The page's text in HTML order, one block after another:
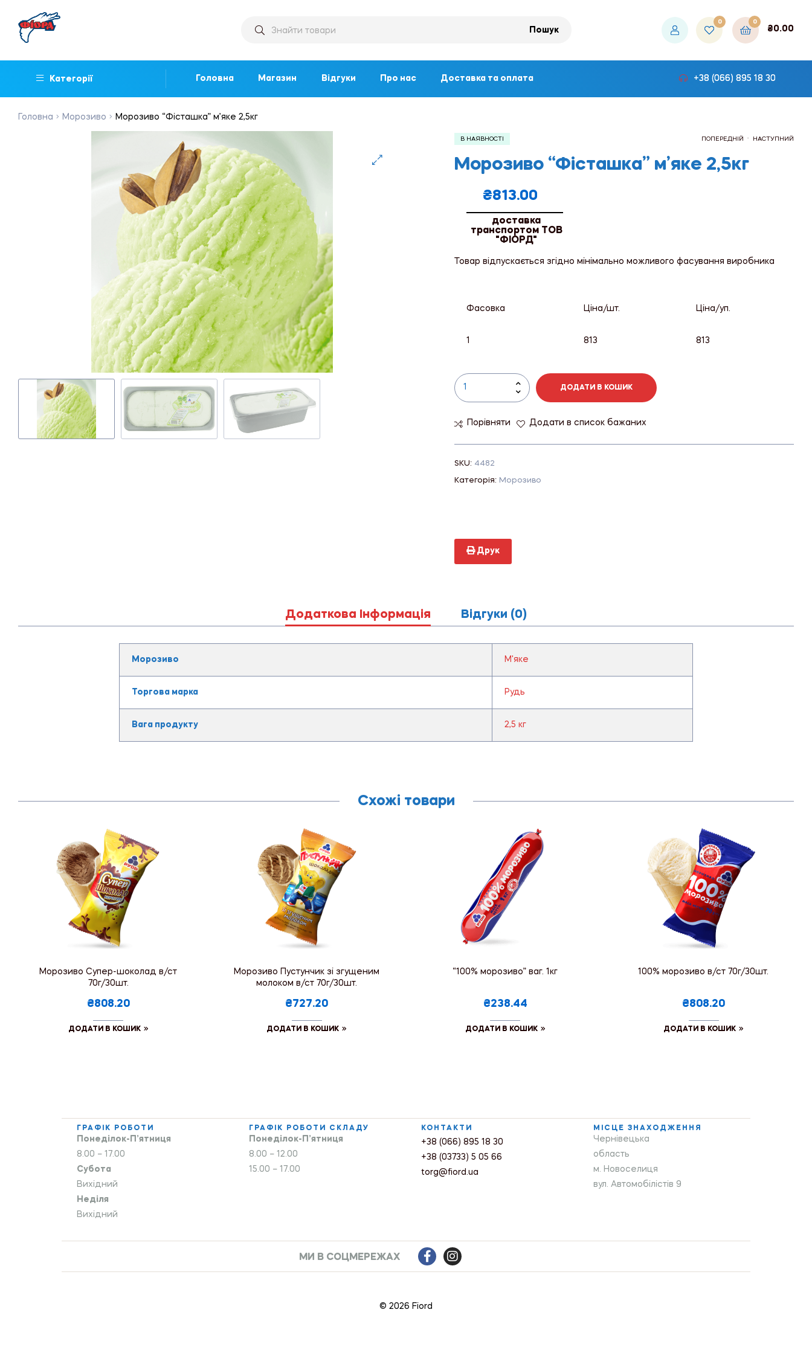
Пошук
0 0
₴0.00
Категорії Головна Магазин Відгуки Про нас Доставка та оплата +38 (066) 895 18 30
Головна Морозиво Морозиво “Фісташка” м’яке 2,5кг
ПОПЕРЕДНІЙ НАСТУПНИЙ
В НАЯВНОСТІ
Морозиво “Фісташка” м’яке 2,5кг
₴813.00
доставка
транспортом ТОВ
"ФІОРД"
Товар відпускається згідно мінімально можливого фасування виробника
Фасовка Ціна/шт. Ціна/уп.
1 813 813
ДОДАТИ В КОШИК
Порівняти Додати в список бажаних
SKU: 4482
Категорія: Морозиво
Друк
Додаткова Інформація Відгуки (0)
Морозиво М'яке
Торгова марка Рудь
Вага продукту 2,5 кг
Схожі товари
Морозиво Супер-шоколад в/ст
70г/30шт.
₴808.20
ДОДАТИ В КОШИК
Морозиво Пустунчик зі згущеним
молоком в/ст 70г/30шт.
₴727.20
ДОДАТИ В КОШИК
“100% морозиво” ваг. 1кг
₴238.44
ДОДАТИ В КОШИК
100% морозиво в/ст 70г/30шт.
₴808.20
ДОДАТИ В КОШИК
ГРАФІК РОБОТИ
Понеділок-П’ятниця
8.00 – 17.00
Субота
Вихідний
Неділя
Вихідний
ГРАФІК РОБОТИ СКЛАДУ
Понеділок-П’ятниця
8.00 – 12.00
15.00 – 17.00
КОНТАКТИ
+38 (066) 895 18 30
+38 (03733) 5 05 66
torg@fiord.ua
МІСЦЕ ЗНАХОДЖЕННЯ
Чернівецька
область
м. Новоселиця
вул. Автомобілістів 9
МИ В СОЦМЕРЕЖАХ
© 2026 Fiord